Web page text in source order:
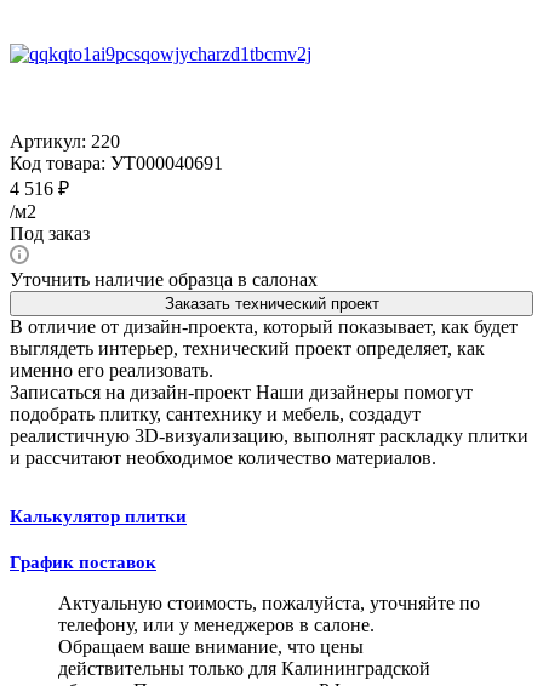
Артикул: 220
Код товара: УТ000040691
4 516 ₽
/м2
Под заказ
Уточнить наличие образца в салонах
Заказать технический проект
В отличие от дизайн-проекта, который показывает, как будет
выглядеть интерьер, технический проект определяет, как
именно его реализовать.
Записаться на дизайн-проект Наши дизайнеры помогут
подобрать плитку, сантехнику и мебель, создадут
реалистичную 3D-визуализацию, выполнят раскладку плитки
и рассчитают необходимое количество материалов.
Калькулятор плитки
График поставок
Актуальную стоимость, пожалуйста, уточняйте по
телефону, или у менеджеров в салоне.
Обращаем ваше внимание, что цены
действительны только для Калининградской